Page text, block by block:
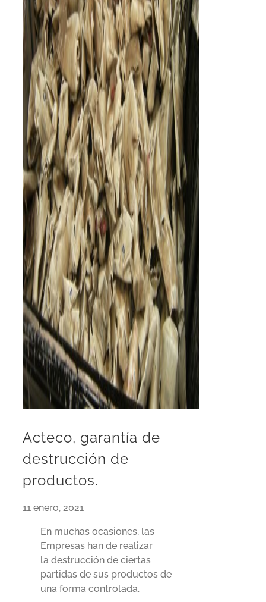
Acteco, garantía de
destrucción de
productos.
11 enero, 2021
En muchas ocasiones, las
Empresas han de realizar
la destrucción de ciertas
partidas de sus productos de
una forma controlada.